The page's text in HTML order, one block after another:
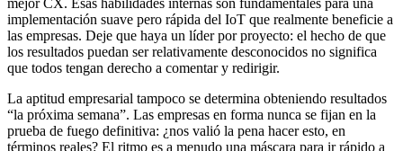
implementación suave pero rápida del IoT que realmente beneficie a
las empresas. Deje que haya un líder por proyecto: el hecho de que
los resultados puedan ser relativamente desconocidos no significa
que todos tengan derecho a comentar y redirigir.
La aptitud empresarial tampoco se determina obteniendo resultados
“la próxima semana”. Las empresas en forma nunca se fijan en la
prueba de fuego definitiva: ¿nos valió la pena hacer esto, en
términos reales? El ritmo es a menudo una máscara para ir rápido a